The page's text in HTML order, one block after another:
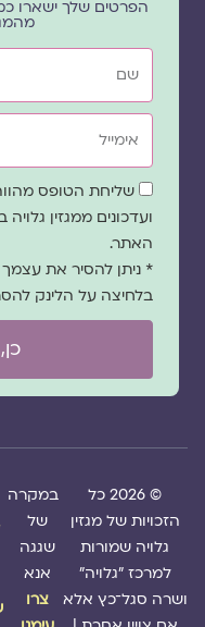
הפרטים שלך ישארו
שם
אימייל
שדה
הסכמה
שליחת הטופס מהווה
ועדכונים ממגזין גלויה
האתר.
* ניתן להסיר את
בלחיצה על הלינק
© 2026 כל
הזכויות של מגזין
גלויה שמורות
למרכז "גלויה"
ושרה סגל־כץ אלא
במקרה
של
שגגה
אנא
צרו